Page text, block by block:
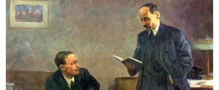
КУЛЬТУРА
КАЛЯНДАР
МОВА
НА ХВАЛЯХ СВАБОДЫ